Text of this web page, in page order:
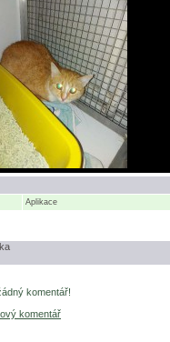
Aplikace
komentář!
komentář